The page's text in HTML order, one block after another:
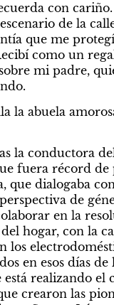
con
de la
que me
como un
mi padre,
la abuela
la conductora
fuera récord de
que dialogaba
de
en la
hogar, con la
los
en esos días de
está realizando el
crearon las